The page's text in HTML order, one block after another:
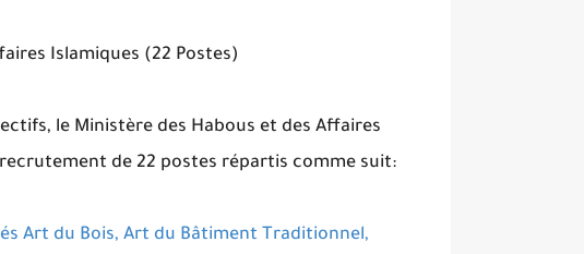
Islamiques (22 Postes)
le Ministère des Habous et des Affaires
de 22 postes répartis comme suit:
Art du Bois, Art du Bâtiment Traditionnel,